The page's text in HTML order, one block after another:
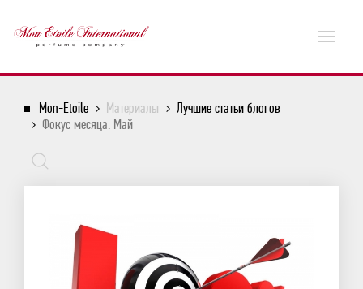
Mon-Etoile Материалы
Лучшие статьи блогов
Фокус месяца. Май